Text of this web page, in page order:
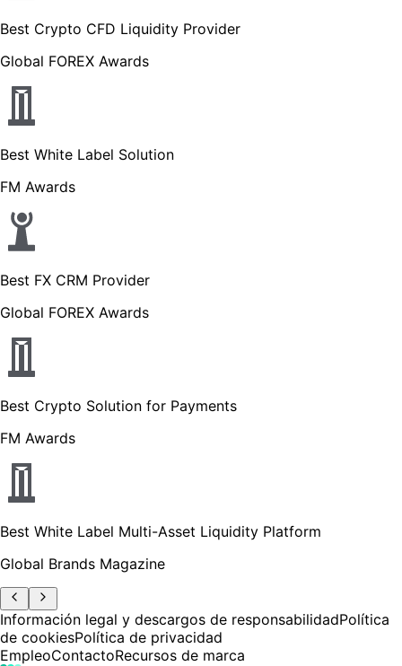
Best Crypto CFD Liquidity Provider
Global FOREX Awards
Best White Label Solution
FM Awards
Best FX CRM Provider
Global FOREX Awards
Best Crypto Solution for Payments
FM Awards
Best White Label Multi-Asset Liquidity Platform
Global Brands Magazine
Información legal y descargos de responsabilidadPolítica
de cookiesPolítica de privacidad
EmpleoContactoRecursos de marca